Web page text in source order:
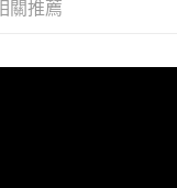
之同意方可使用
關推薦